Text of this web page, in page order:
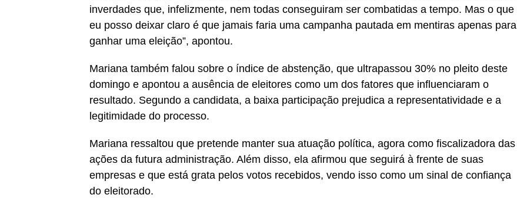
inverdades que, infelizmente, nem todas conseguiram ser combatidas a tempo. Mas o que
eu posso deixar claro é que jamais faria uma campanha pautada em mentiras apenas para
ganhar uma eleição”, apontou.
Mariana também falou sobre o índice de abstenção, que ultrapassou 30% no pleito deste
domingo e apontou a ausência de eleitores como um dos fatores que influenciaram o
resultado. Segundo a candidata, a baixa participação prejudica a representatividade e a
legitimidade do processo.
Mariana ressaltou que pretende manter sua atuação política, agora como fiscalizadora das
ações da futura administração. Além disso, ela afirmou que seguirá à frente de suas
empresas e que está grata pelos votos recebidos, vendo isso como um sinal de confiança
do eleitorado.